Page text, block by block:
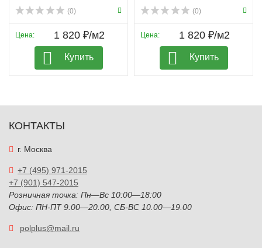
(0)
Цена: 1 820 ₽/м2
Купить
(0)
Цена: 1 820 ₽/м2
Купить
КОНТАКТЫ
г. Москва
+7 (495) 971-2015
+7 (901) 547-2015
Розничная точка: Пн—Вс 10:00—18:00
Офис: ПН-ПТ 9.00—20.00, СБ-ВС 10.00—19.00
polplus@mail.ru